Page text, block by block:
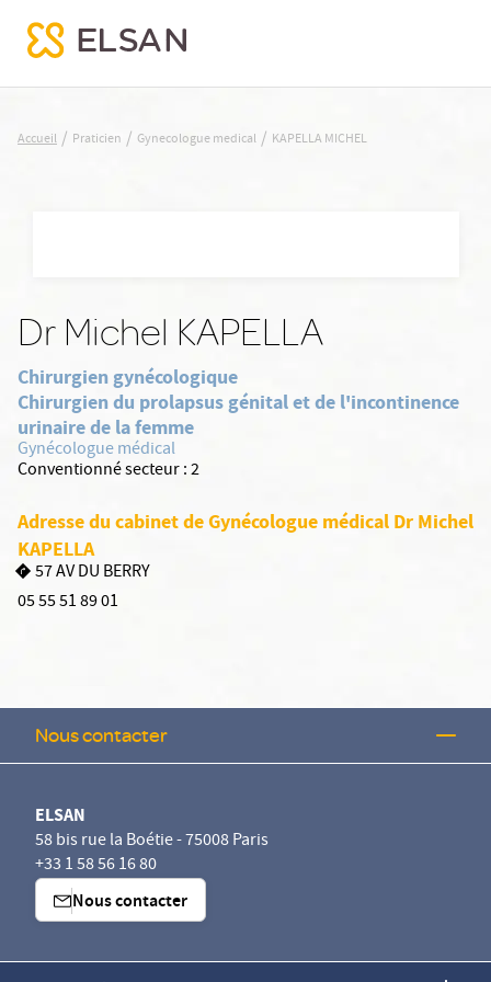
KAPELLA MICHEL
Accueil / Praticien / Gynecologue medical / KAPELLA MICHEL
Dr Michel KAPELLA
Chirurgien gynécologique
Chirurgien du prolapsus génital et de l'incontinence
urinaire de la femme
Gynécologue médical
Conventionné secteur :2
Adresse du cabinet de Gynécologue médical Dr Michel
KAPELLA
57 AV DU BERRY
05 55 51 89 01
Nous contacter
ELSAN
58 bis rue la Boétie - 75008 Paris
+33 1 58 56 16 80
Nous contacter